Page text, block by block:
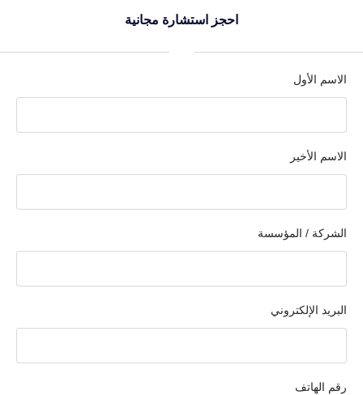
احجز استشارة مجانية
الاسم الأول
الاسم الأخير
الشركة / المؤسسة
البريد الإلكتروني
رقم الهاتف